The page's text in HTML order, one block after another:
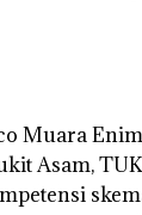
Muara
Asam,